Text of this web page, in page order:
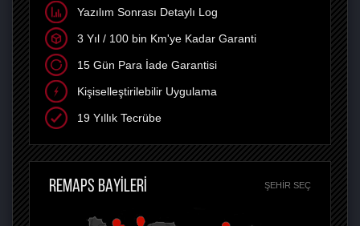
Yazılım Sonrası Detaylı Log
3 Yıl / 100 bin Km'ye Kadar Garanti
15 Gün Para İade Garantisi
Kişiselleştirilebilir Uygulama
19 Yıllık Tecrübe
REMAPS BAYİLERİ ŞEHIR SEÇ